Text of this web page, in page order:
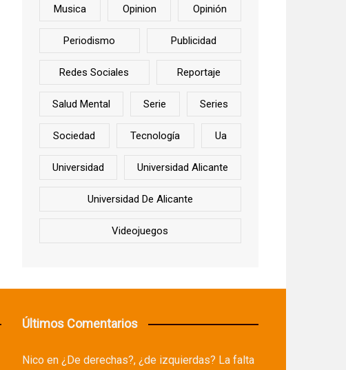
Musica Opinion Opinión
Periodismo Publicidad
Redes Sociales Reportaje
Salud Mental Serie Series
Sociedad Tecnología Ua
Universidad Universidad Alicante
Universidad De Alicante
Videojuegos
Últimos Comentarios
Nicoen ¿De derechas?, ¿de izquierdas? La falta